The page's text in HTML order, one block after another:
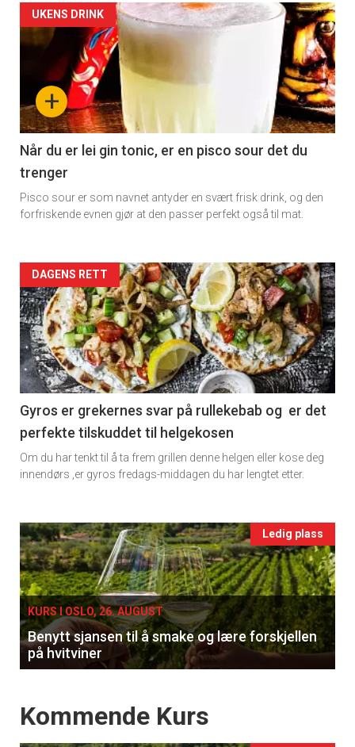
Artikler
detail
section
11
Dagens
rett
+
UKENS DRINK
Når du er lei gin tonic, er en pisco sour det du
trenger
Pisco sour er som navnet antyder en svært frisk drink, og den
forfriskende evnen gjør at den passer perfekt også til mat.
Artikler
detail
-
section
11
Ukens
vin
DAGENS RETT
Gyros er grekernes svar på rullekebab og er det
perfekte tilskuddet til helgekosen
Om du har tenkt til å ta frem grillen denne helgen eller kose deg
innendørs ,er gyros fredags-middagen du har lengtet etter.
Events
single
Ledig plass
KURS I OSLO, 26. AUGUST
Benytt sjansen til å smake og lære forskjellen
på hvitviner
Events
Kommende Kurs